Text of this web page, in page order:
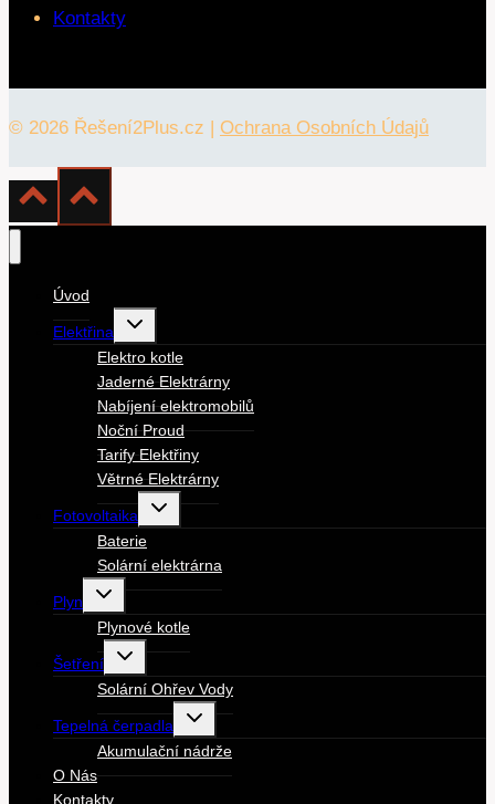
Kontakty
© 2026 Řešení2Plus.cz | Ochrana Osobních Údajů
Úvod
Elektřina
Toggle
menu
Elektro kotle
Jaderné Elektrárny
Nabíjení elektromobilů
Noční Proud
Tarify Elektřiny
Větrné Elektrárny
Fotovoltaika
Toggle
Baterie
Solární elektrárna
Plyn
Toggle
menu
Plynové kotle
Šetření
Toggle
menu
Solární Ohřev Vody
Tepelná čerpadla
Toggle
menu
Akumulační nádrže
O Nás
Kontakty